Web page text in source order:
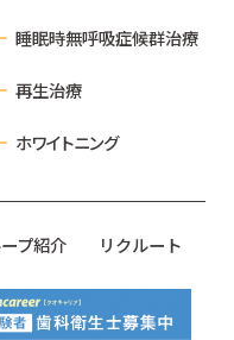
睡眠時無呼吸症候群治療
再生治療
ホワイトニング
プ紹介 リクルート